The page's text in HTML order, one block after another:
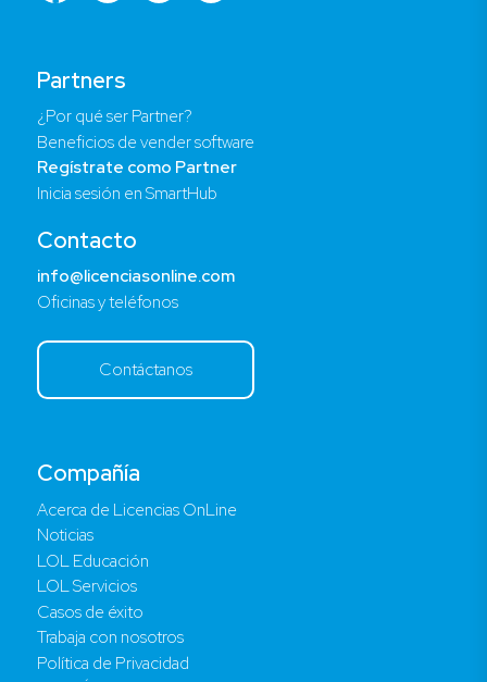
Compañía
Acerca de Licencias OnLine
Noticias
LOL Educación
LOL Servicios
Casos de éxito
Trabaja con nosotros
Política de Privacidad
Partners
¿Por qué ser Partner?
Beneficios de vender software
Regístrate como Partner
Inicia sesión en SmartHub
Contacto
info@licenciasonline.com
Oficinas y teléfonos
Contáctanos